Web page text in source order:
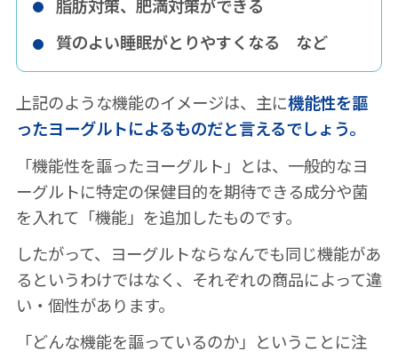
脂肪対策、肥満対策ができる
質のよい睡眠がとりやすくなる など
上記のような機能のイメージは、主に機能性を謳
ったヨーグルトによるものだと言えるでしょう。
「機能性を謳ったヨーグルト」とは、一般的なヨ
ーグルトに特定の保健目的を期待できる成分や菌
を入れて「機能」を追加したものです。
したがって、ヨーグルトならなんでも同じ機能があ
るというわけではなく、それぞれの商品によって違
い・個性があります。
「どんな機能を謳っているのか」ということに注